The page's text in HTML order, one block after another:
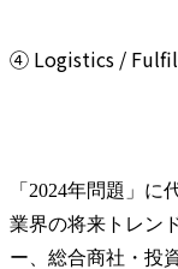
④ Logistics /
「2024年問題」
業界の将来トレン
ー、総合商社・投